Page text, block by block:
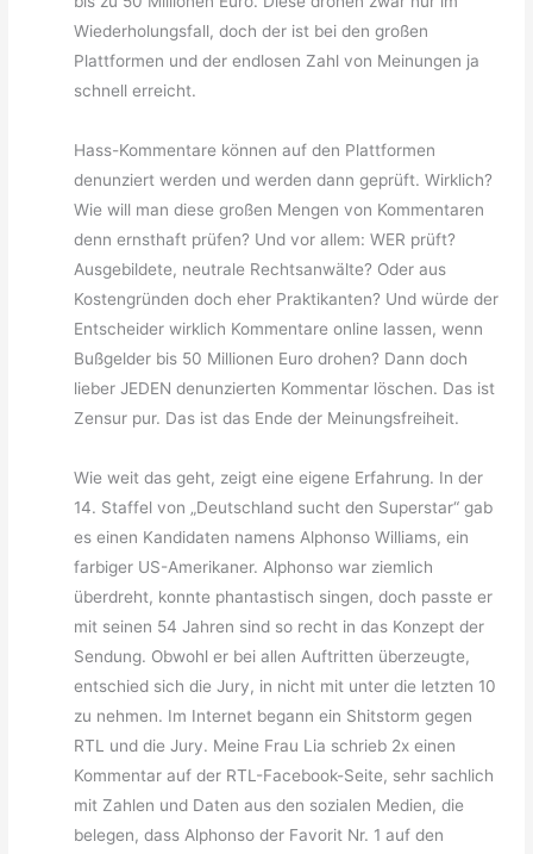
Wiederholungsfall, doch der ist bei den großen
Plattformen und der endlosen Zahl von Meinungen ja
schnell erreicht.
Hass-Kommentare können auf den Plattformen
denunziert werden und werden dann geprüft. Wirklich?
Wie will man diese großen Mengen von Kommentaren
denn ernsthaft prüfen? Und vor allem: WER prüft?
Ausgebildete, neutrale Rechtsanwälte? Oder aus
Kostengründen doch eher Praktikanten? Und würde der
Entscheider wirklich Kommentare online lassen, wenn
Bußgelder bis 50 Millionen Euro drohen? Dann doch
lieber JEDEN denunzierten Kommentar löschen. Das ist
Zensur pur. Das ist das Ende der Meinungsfreiheit.
Wie weit das geht, zeigt eine eigene Erfahrung. In der
14. Staffel von „Deutschland sucht den Superstar“ gab
es einen Kandidaten namens Alphonso Williams, ein
farbiger US-Amerikaner. Alphonso war ziemlich
überdreht, konnte phantastisch singen, doch passte er
mit seinen 54 Jahren sind so recht in das Konzept der
Sendung. Obwohl er bei allen Auftritten überzeugte,
entschied sich die Jury, in nicht mit unter die letzten 10
zu nehmen. Im Internet begann ein Shitstorm gegen
RTL und die Jury. Meine Frau Lia schrieb 2x einen
Kommentar auf der RTL-Facebook-Seite, sehr sachlich
mit Zahlen und Daten aus den sozialen Medien, die
belegen, dass Alphonso der Favorit Nr. 1 auf den